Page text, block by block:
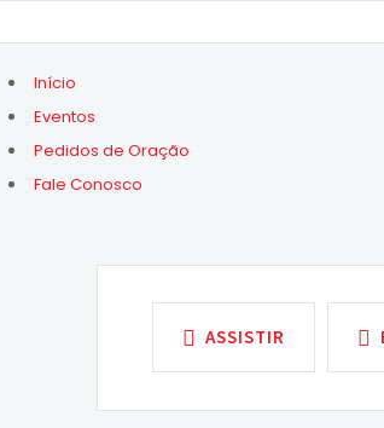
Início
Eventos
Pedidos de Oração
Fale Conosco
ASSISTIR